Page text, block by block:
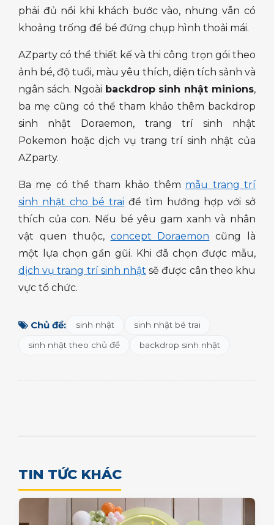
phải đủ nổi khi khách bước vào, nhưng vẫn có
khoảng trống để bé đứng chụp hình thoải mái.
AZparty có thể thiết kế và thi công trọn gói theo
ảnh bé, độ tuổi, màu yêu thích, diện tích sảnh và
ngân sách. Ngoài backdrop sinh nhật minions,
ba mẹ cũng có thể tham khảo thêm backdrop
sinh nhật Doraemon, trang trí sinh nhật
Pokemon hoặc dịch vụ trang trí sinh nhật của
AZparty.
Ba mẹ có thể tham khảo thêm mẫu trang trí
sinh nhật cho bé trai để tìm hướng hợp với sở
thích của con. Nếu bé yêu gam xanh và nhân
vật quen thuộc, concept Doraemon cũng là
một lựa chọn gần gũi. Khi đã chọn được mẫu,
dịch vụ trang trí sinh nhật sẽ được cân theo khu
vực tổ chức.
Chủ đề: sinh nhật sinh nhật bé trai
sinh nhật theo chủ đề backdrop sinh nhật
TIN TỨC KHÁC